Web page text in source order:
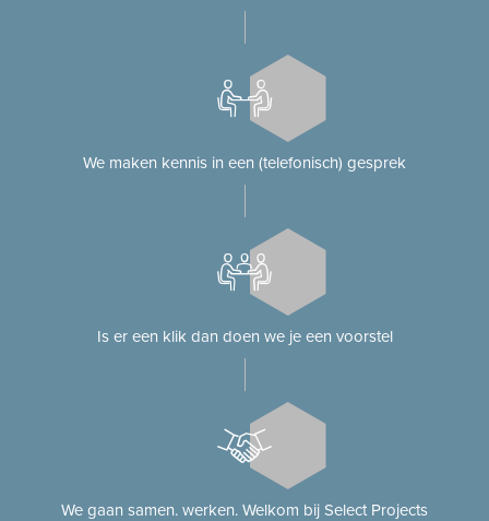
We maken kennis in een (telefonisch) gesprek
Is er een klik dan doen we je een voorstel
We gaan samen. werken. Welkom bij Select Projects